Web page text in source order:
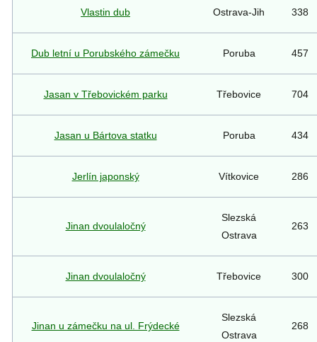
Vlastin dub Ostrava-Jih 338
Dub letní u Porubského zámečku Poruba 457
Jasan v Třebovickém parku Třebovice 704
Jasan u Bártova statku Poruba 434
Jerlín japonský Vítkovice 286
Jinan dvoulaločný
Slezská
Ostrava
263
Jinan dvoulaločný Třebovice 300
Jinan u zámečku na ul. Frýdecké
Slezská
Ostrava
268